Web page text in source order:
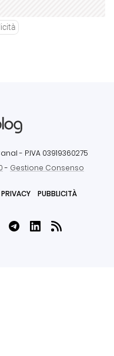
- P.IVA 03919360275
- Gestione Consenso
PRIVACY PUBBLICITÀ